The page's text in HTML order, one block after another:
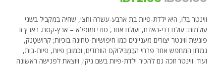
המקורי
היה:
₪88.00.
הנוכחי
הוא:
₪72.00.
ווינטֶר בְּלוּ, היא ילדת-פיות בת ארבע-עשרה וחצי, שחיה במקביל בשני
עולמות: עולם בני-האדם, ועולם אחר, סודי ומופלא – ארץ-קסם. בארץ זו
פוגשת ווינטר יצורים מעניינים כמו חיפושיות-טחינה בוכיות; קרוּשטַנק,
גמדון המחפש אחר פרחי הבַּמְבִּילוּקס הוורודים; וכמובן פיות, פיות-בית,
ועוד. ווינטר זוכה גם להכיר ילדת-פיות בשם ניקי, ויוצאת לפגישה ראשונה